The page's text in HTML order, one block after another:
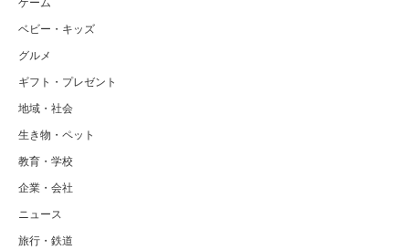
ゲーム
ベビー・キッズ
グルメ
ギフト・プレゼント
地域・社会
生き物・ペット
教育・学校
企業・会社
ニュース
旅行・鉄道